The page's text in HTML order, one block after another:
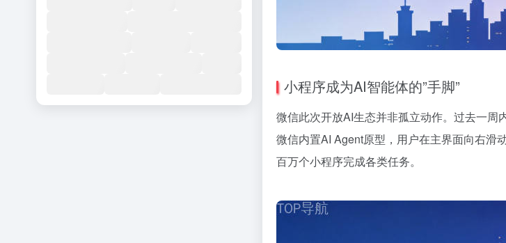
小程序成为AI智能体的”手脚”
微信此次开放AI生态并非孤立动作。过去一
微信内置AI Agent原型，用户在主界面向右滑
百万个小程序完成各类任务。